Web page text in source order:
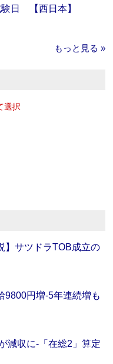
日 【西日本】
もっと見る »
選択
】サツドラTOB成立の
9800円増‐5年連続増も
減収に‐「在総2」算定